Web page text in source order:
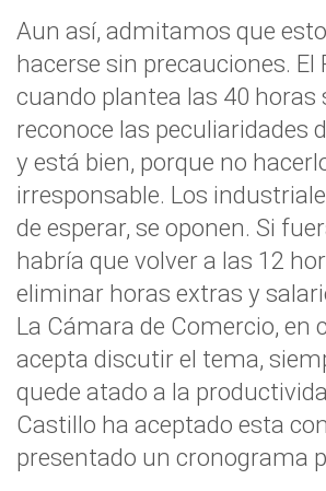
Aun así, admitamos que
hacerse sin precauciones. El
cuando plantea las 40 horas
reconoce las peculiaridades
y está bien, porque no
irresponsable. Los
de esperar, se oponen. Si
habría que volver a las 12
eliminar horas extras y
La Cámara de Comercio, en
acepta discutir el tema,
quede atado a la
Castillo ha aceptado esta
presentado un cronograma